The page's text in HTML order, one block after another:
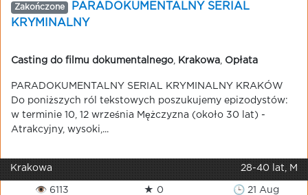
Zakończone
PARADOKUMENTALNY SERIAL
KRYMINALNY
Casting do filmu dokumentalnego Krakowa Opłata
PARADOKUMENTALNY SERIAL KRYMINALNY KRAKÓW
Do poniższych ról tekstowych poszukujemy epizodystów:
w terminie 10, 12 września Mężczyzna (około 30 lat) -
Atrakcyjny, wysoki,...
Krakowa 28-40 lat, M
👁 6113 ★ 0 🕒 21 Aug